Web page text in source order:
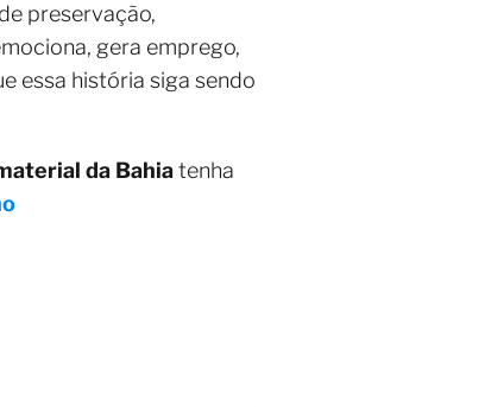
preservação,
gera emprego,
essa história siga sendo
da Bahiatenha